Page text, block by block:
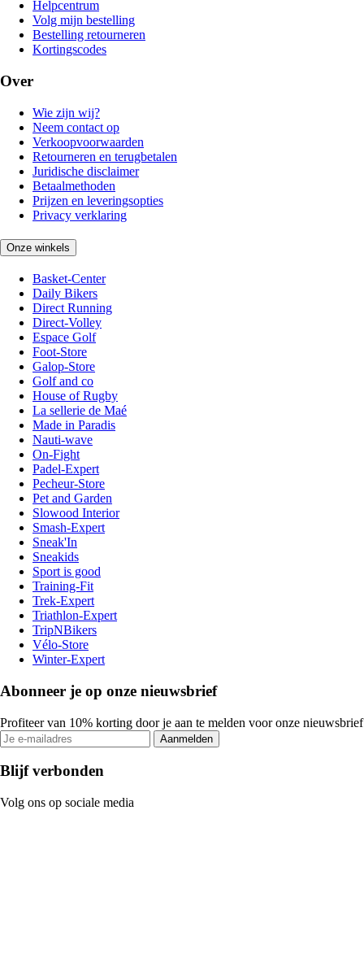
Helpcentrum
Volg mijn bestelling
Bestelling retourneren
Kortingscodes
Over
Wie zijn wij?
Neem contact op
Verkoopvoorwaarden
Retourneren en terugbetalen
Juridische disclaimer
Betaalmethoden
Prijzen en leveringsopties
Privacy verklaring
Onze winkels
Basket-Center
Daily Bikers
Direct Running
Direct-Volley
Espace Golf
Foot-Store
Galop-Store
Golf and co
House of Rugby
La sellerie de Maé
Made in Paradis
Nauti-wave
On-Fight
Padel-Expert
Pecheur-Store
Pet and Garden
Slowood Interior
Smash-Expert
Sneak'In
Sneakids
Sport is good
Training-Fit
Trek-Expert
Triathlon-Expert
TripNBikers
Vélo-Store
Winter-Expert
Abonneer je op onze nieuwsbrief
Profiteer van 10% korting door je aan te melden voor onze nieuwsbrief
Aanmelden
Blijf verbonden
Volg ons op sociale media